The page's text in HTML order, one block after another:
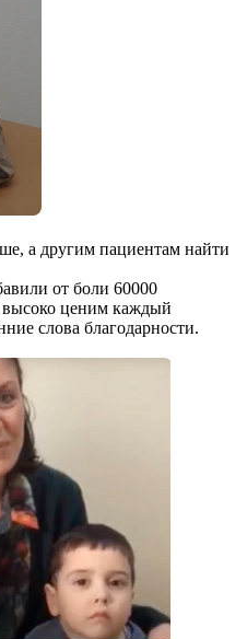
а другим пациентам найти
от боли 60000
ценим каждый
слова благодарности.